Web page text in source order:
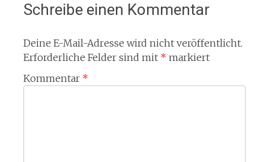
Schreibe einen Kommentar
Deine E-Mail-Adresse wird nicht veröffentlicht.
Erforderliche Felder sind mit * markiert
Kommentar *